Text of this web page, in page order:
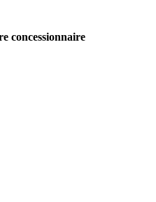
concessionnaire